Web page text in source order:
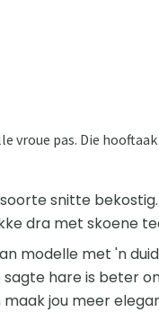
pas. Die
snitte
dra met skoene
modelle met 'n
hare is beter
jou meer